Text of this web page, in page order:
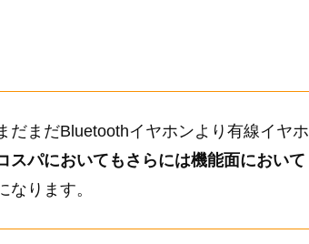
だまだBluetoothイヤホンより有線イヤホ
スパにおいてもさらには機能面において
なります。